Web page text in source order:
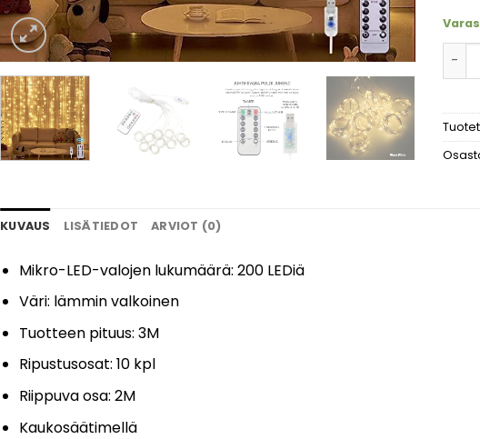
KUVAUS LISÄTIEDOT ARVIOT (0)
Mikro-LED-valojen lukumäärä: 200 LEDiä
Väri: lämmin valkoinen
Tuotteen pituus: 3M
Ripustusosat: 10 kpl
Riippuva osa: 2M
Kaukosäätimellä